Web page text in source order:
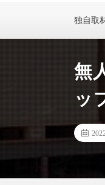
独自取
無
ッ